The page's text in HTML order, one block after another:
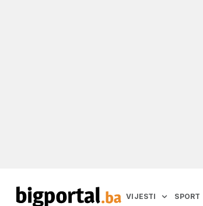
VIJESTI SPORT